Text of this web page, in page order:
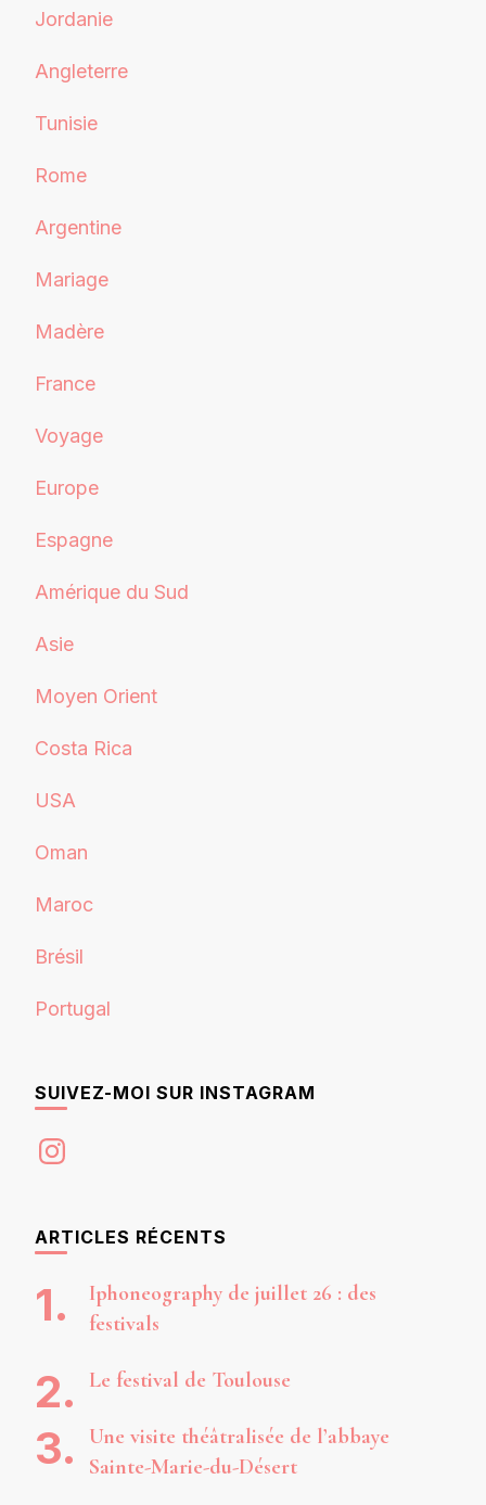
Jordanie
Angleterre
Tunisie
Rome
Argentine
Mariage
Madère
France
Voyage
Europe
Espagne
Amérique du Sud
Asie
Moyen Orient
Costa Rica
USA
Oman
Maroc
Brésil
Portugal
SUIVEZ-MOI SUR INSTAGRAM
Instagram
ARTICLES RÉCENTS
Iphoneography de juillet 26 : des
festivals
Le festival de Toulouse
Une visite théâtralisée de l’abbaye
Sainte-Marie-du-Désert